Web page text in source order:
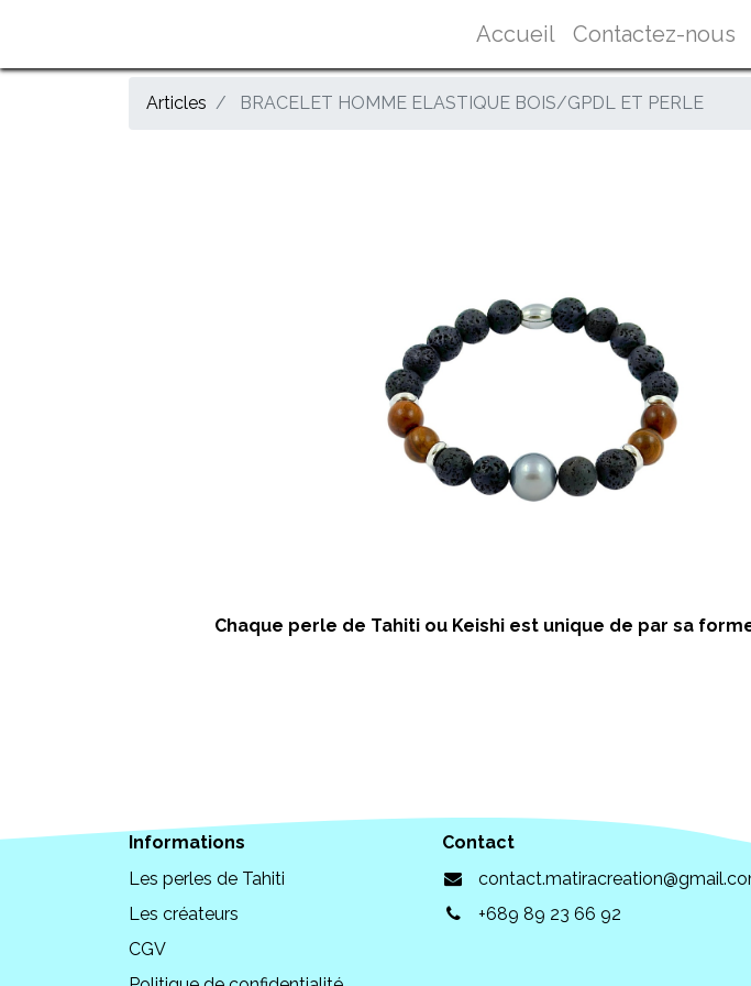
Accueil Contactez-nous
Articles BRACELET HOMME ELASTIQUE BOIS/GPDL ET PERLE
Chaque perle de Tahiti ou Keishi est unique de par sa
Informations
Les perles de Tahiti
Les créateurs
CGV
Contact
+689 89 23 66 92